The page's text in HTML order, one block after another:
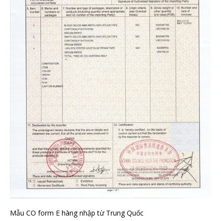
Mẫu CO form E hàng nhập từ Trung Quốc